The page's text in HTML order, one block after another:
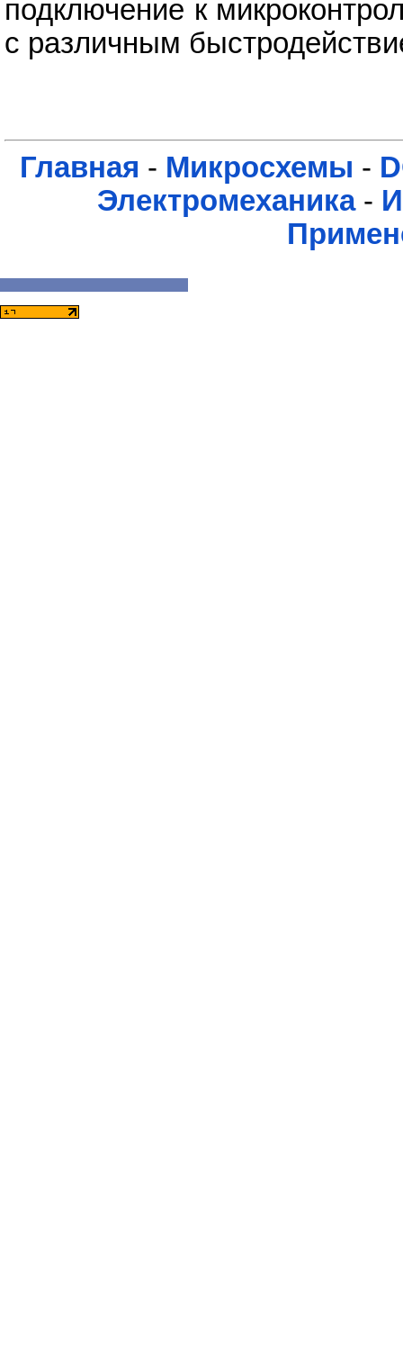
подключение к
с различным
Главная - Микросхемы -
Электромеханика-